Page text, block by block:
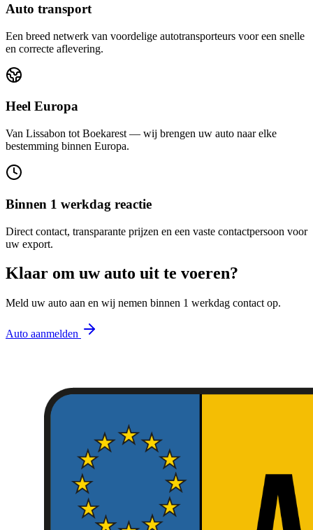
Auto transport
Een breed netwerk van voordelige autotransporteurs voor een snelle
en correcte aflevering.
Heel Europa
Van Lissabon tot Boekarest — wij brengen uw auto naar elke
bestemming binnen Europa.
Binnen 1 werkdag reactie
Direct contact, transparante prijzen en een vaste contactpersoon voor
uw export.
Klaar om uw auto uit te voeren?
Meld uw auto aan en wij nemen binnen 1 werkdag contact op.
Auto aanmelden